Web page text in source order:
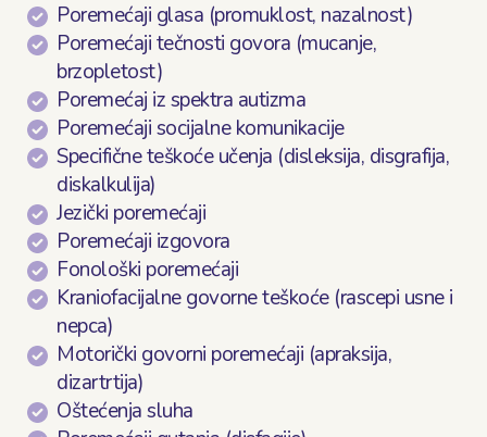
Poremećaji glasa (promuklost, nazalnost)
Poremećaji tečnosti govora (mucanje,
brzopletost)
Poremećaj iz spektra autizma
Poremećaji socijalne komunikacije
Specifične teškoće učenja (disleksija, disgrafija,
diskalkulija)
Jezički poremećaji
Poremećaji izgovora
Fonološki poremećaji
Kraniofacijalne govorne teškoće (rascepi usne i
nepca)
Motorički govorni poremećaji (apraksija,
dizartrtija)
Oštećenja sluha